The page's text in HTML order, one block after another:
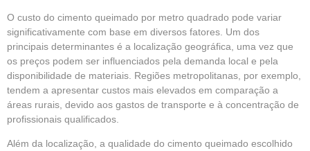
O custo do cimento queimado por metro quadrado pode variar
significativamente com base em diversos fatores. Um dos
principais determinantes é a localização geográfica, uma vez que
os preços podem ser influenciados pela demanda local e pela
disponibilidade de materiais. Regiões metropolitanas, por exemplo,
tendem a apresentar custos mais elevados em comparação a
áreas rurais, devido aos gastos de transporte e à concentração de
profissionais qualificados.
Além da localização, a qualidade do cimento queimado escolhido